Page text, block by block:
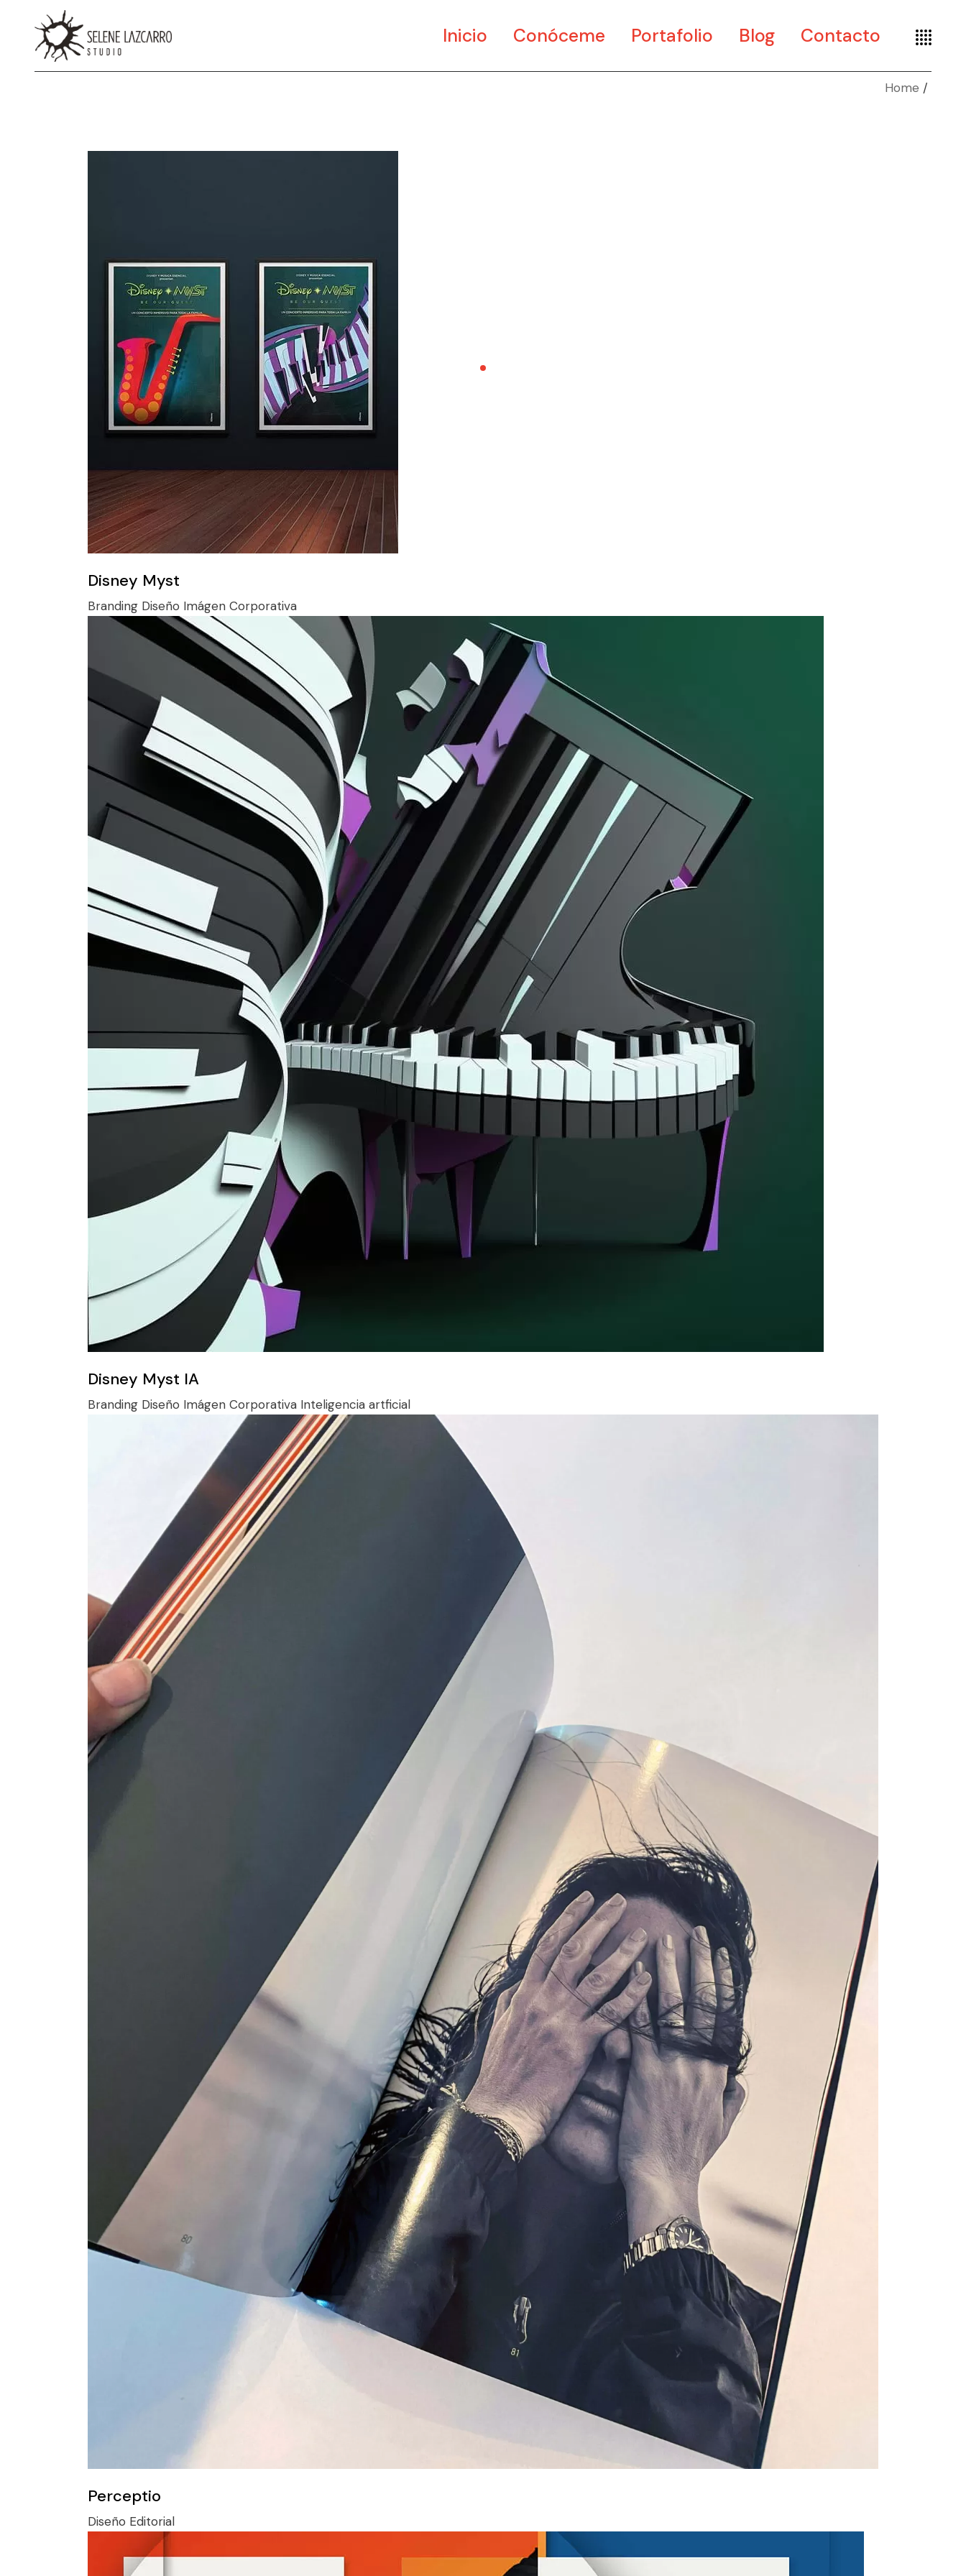
Inicio Conóceme Portafolio Blog Contacto
Home
Disney Myst
Branding Diseño Imágen Corporativa
Disney Myst IA
Branding Diseño Imágen Corporativa Inteligencia artficial
Perceptio
Diseño Editorial